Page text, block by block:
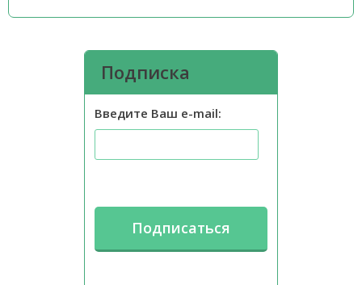
Подписка
Введите Ваш e-mail: